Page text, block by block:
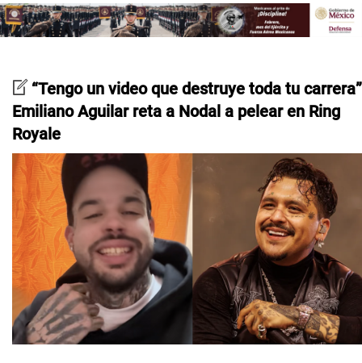
“Tengo un video que destruye toda tu
Emiliano Aguilar reta a Nodal a pelear en Ring
Royale